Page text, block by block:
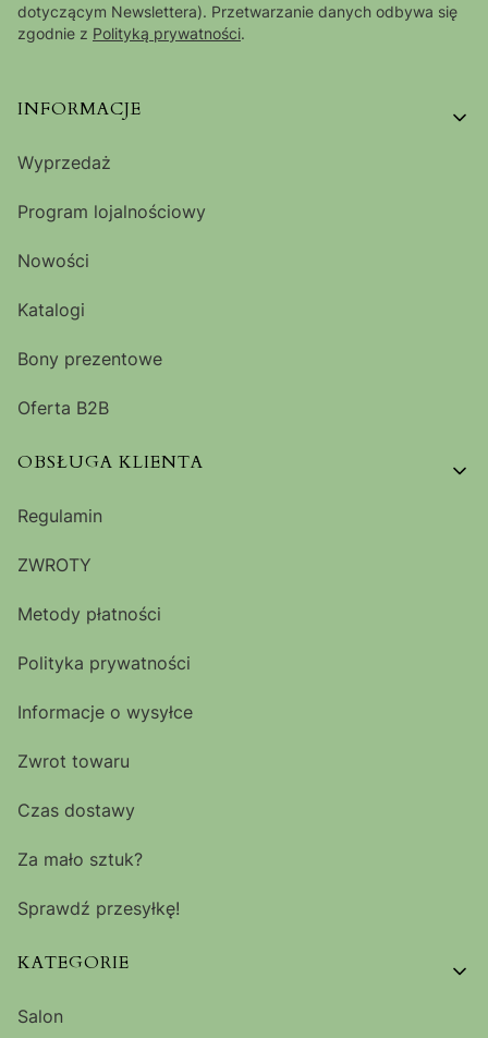
dotyczącym Newslettera). Przetwarzanie danych odbywa się
zgodnie z Polityką prywatności.
Linki w stopce
INFORMACJE
Wyprzedaż
Program lojalnościowy
Nowości
Katalogi
Bony prezentowe
Oferta B2B
OBSŁUGA KLIENTA
Regulamin
ZWROTY
Metody płatności
Polityka prywatności
Informacje o wysyłce
Zwrot towaru
Czas dostawy
Za mało sztuk?
Sprawdź przesyłkę!
KATEGORIE
Salon